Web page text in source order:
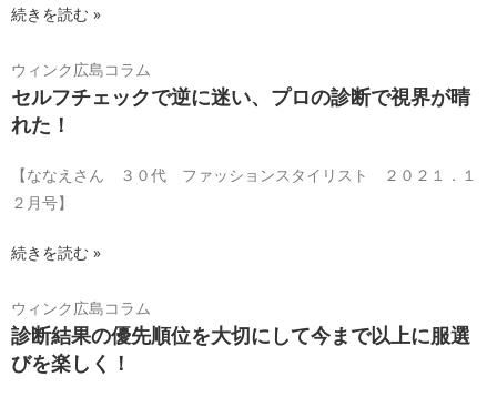
続きを読む »
ウィンク広島コラム
セルフチェックで逆に迷い、プロの診断で視界が晴
れた！
【ななえさん ３０代 ファッションスタイリスト ２０２１．１
２月号】
続きを読む »
ウィンク広島コラム
診断結果の優先順位を大切にして今まで以上に服選
びを楽しく！